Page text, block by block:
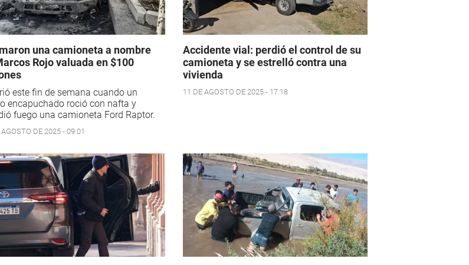
una camioneta a nombre
Rojo valuada en $100
este fin de semana cuando un
encapuchado roció con nafta y
fuego una camioneta Ford Raptor.
AGOSTO DE 2025 - 09:01
Accidente vial: perdió el control de su
camioneta y se estrelló contra una
vivienda
11 DE AGOSTO DE 2025 - 17:18